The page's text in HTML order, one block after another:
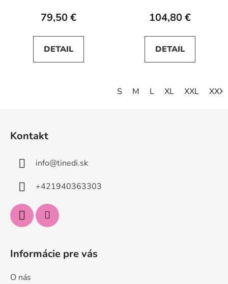
79,50 €
DETAIL
104,80 €
DETAIL
S M L XL XXL
Kontakt
info@tinedi.sk
+421940363303
Informácie pre vás
O nás